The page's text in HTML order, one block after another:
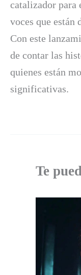
catalizador para
voces que
Con este
de contar las
quienes están
significativas.
Te